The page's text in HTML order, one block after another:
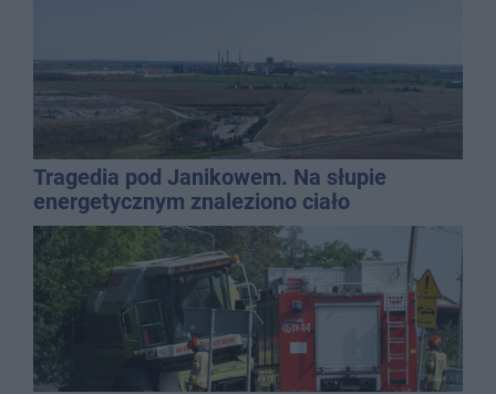
Tragedia pod Janikowem. Na słupie
energetycznym znaleziono ciało
mężczyzny